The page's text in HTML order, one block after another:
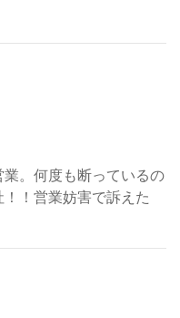
。何度も断っているの
！営業妨害で訴えた